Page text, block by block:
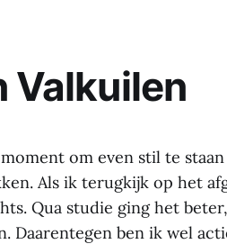
Valkuilen
om even stil te
Als ik terugkijk op het
Qua studie ging het
Daarentegen ben ik wel